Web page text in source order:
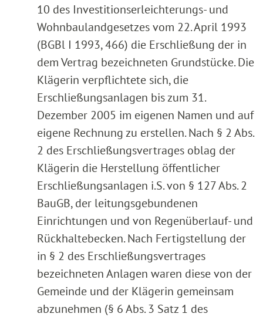
10 des Investitionserleichterungs- und
Wohnbaulandgesetzes vom 22. April 1993
(BGBl I 1993, 466) die Erschließung der in
dem Vertrag bezeichneten Grundstücke. Die
Klägerin verpflichtete sich, die
Erschließungsanlagen bis zum 31.
Dezember 2005 im eigenen Namen und auf
eigene Rechnung zu erstellen. Nach § 2 Abs.
2 des Erschließungsvertrages oblag der
Klägerin die Herstellung öffentlicher
Erschließungsanlagen i.S. von § 127 Abs. 2
BauGB, der leitungsgebundenen
Einrichtungen und von Regenüberlauf- und
Rückhaltebecken. Nach Fertigstellung der
in § 2 des Erschließungsvertrages
bezeichneten Anlagen waren diese von der
Gemeinde und der Klägerin gemeinsam
abzunehmen (§ 6 Abs. 3 Satz 1 des